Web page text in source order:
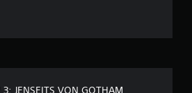
:
4
JENSEITS VON GOTHAM